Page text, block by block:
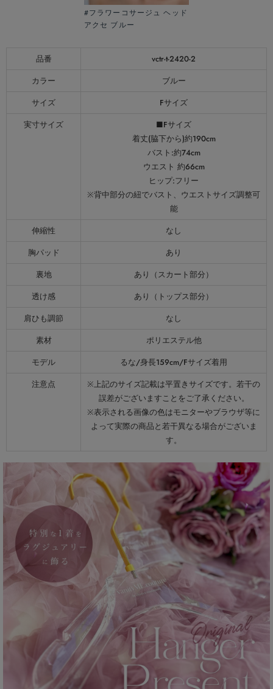
#フラワーコサージュ ヘッド
アクセ ブルー
品番
vctr-t-2420-2
カラー
ブルー
サイズ
Fサイズ
実寸サイズ
■Fサイズ
着丈(脇下から)約190cm
バスト:約74cm
ウエスト 約66cm
ヒップ:フリー
※背中部分の紐でバスト、ウエストサイズ調整可
能
伸縮性
なし
胸パッド
あり
裏地
あり（スカート部分）
透け感
あり（トップス部分）
肩ひも調節
なし
素材
ポリエステル他
モデル
るな/身長159cm/Fサイズ着用
注意点
※上記のサイズ記載は平置きサイズです。若干の
誤差がございますことをご了承ください。
※表示される画像の色はモニターやブラウザ等に
よって実際の商品と若干異なる場合がございま
す。